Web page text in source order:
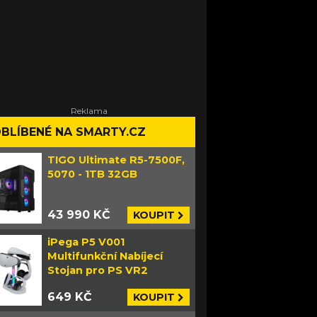
NA SMARTY.CZ
TIGO Ultimate R5-7500F,
5070 - 1TB 32GB
43 990 KČ KOUPIT
iPega P5 V001
Multifunkční Nabíjecí
Stojan pro PS VR2
649 KČ KOUPIT